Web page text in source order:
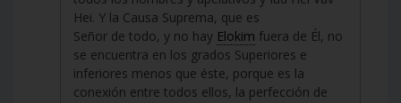
Hei. Y la Causa Suprema, que es
Señor de todo, y no hay Elokim fuera de Él, no
se encuentra en los grados Superiores e
inferiores menos que éste, porque es la
conexión entre todos ellos, la perfección de